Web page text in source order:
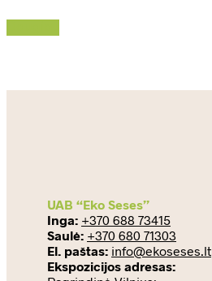
UAB “Eko Seses”
Inga: +370 688 73415
Saulė: +370 680 71303
El. paštas: info@ekoseses.lt
Ekspozicijos adresas: